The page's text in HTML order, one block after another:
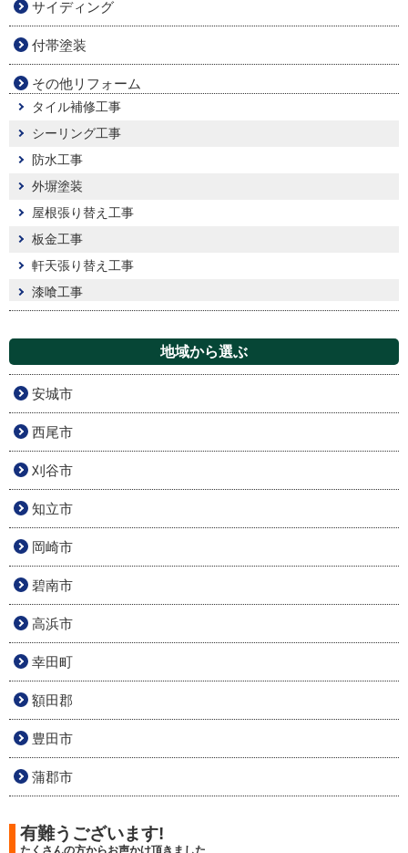
サイディング
付帯塗装
その他リフォーム
タイル補修工事
シーリング工事
防水工事
外塀塗装
屋根張り替え工事
板金工事
軒天張り替え工事
漆喰工事
地域から選ぶ
安城市
西尾市
刈谷市
知立市
岡崎市
碧南市
高浜市
幸田町
額田郡
豊田市
蒲郡市
有難うございます!
たくさんの方からお声かけ頂きました